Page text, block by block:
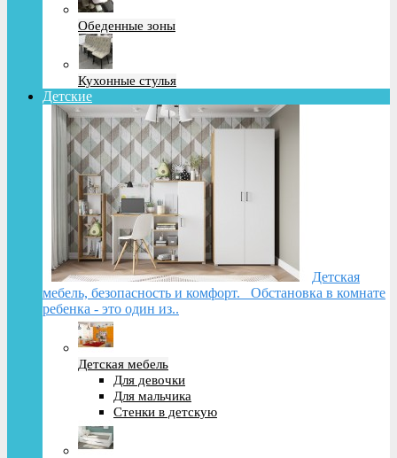
Обеденные зоны
Кухонные стулья
Детские
Детская
мебель, безопасность и комфорт. Обстановка в комнате
ребенка - это один из..
Детская мебель
Для девочки
Для мальчика
Стенки в детскую